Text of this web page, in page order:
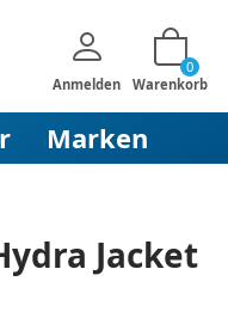
Anmelden Warenkorb
0
Marken
Jacket